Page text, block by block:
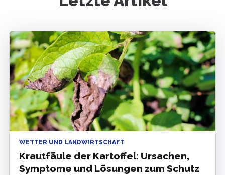
WETTER UND LANDWIRTSCHAFT
Krautfäule der Kartoffel: Ursachen,
Symptome und Lösungen zum Schutz